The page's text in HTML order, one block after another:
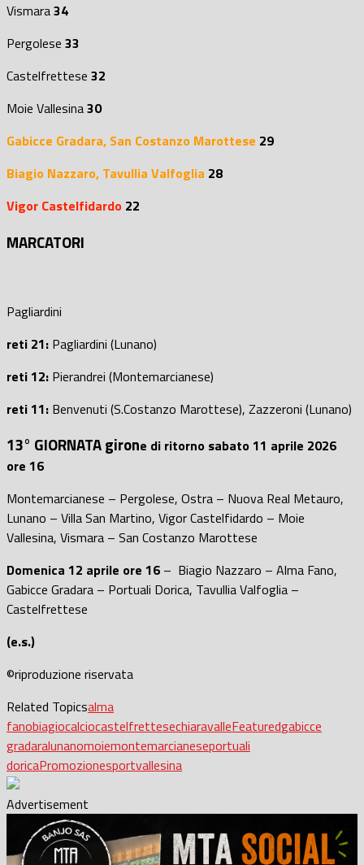
Vismara34
Pergolese 33
Castelfrettese 32
Moie Vallesina30
Gabicce Gradara, San Costanzo Marottese 29
Biagio Nazzaro, Tavullia Valfoglia 28
Vigor Castelfidardo 22
MARCATORI
Pagliardini
reti 21: Pagliardini (Lunano)
reti 12: Pierandrei (Montemarcianese)
reti 11: Benvenuti (S.Costanzo Marottese), Zazzeroni (Lunano)
13° GIORNATA girone di ritorno sabato 11 aprile 2026
ore 16
Montemarcianese – Pergolese, Ostra – Nuova Real Metauro,
Lunano – Villa San Martino, Vigor Castelfidardo – Moie
Vallesina, Vismara – San Costanzo Marottese
Domenica 12 aprile ore 16 – Biagio Nazzaro – Alma Fano,
Gabicce Gradara – Portuali Dorica, Tavullia Valfoglia –
Castelfrettese
(e.s.)
©riproduzione riservata
Related Topicsalma
fanobiagiocalciocastelfrettesechiaravalleFeaturedgabicce
gradaralunanomoiemontemarcianeseportuali
doricaPromozionesportvallesina
Advertisement